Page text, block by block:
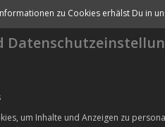
zu Cookies erhälst Du in
um Inhalte und Anzeigen zu